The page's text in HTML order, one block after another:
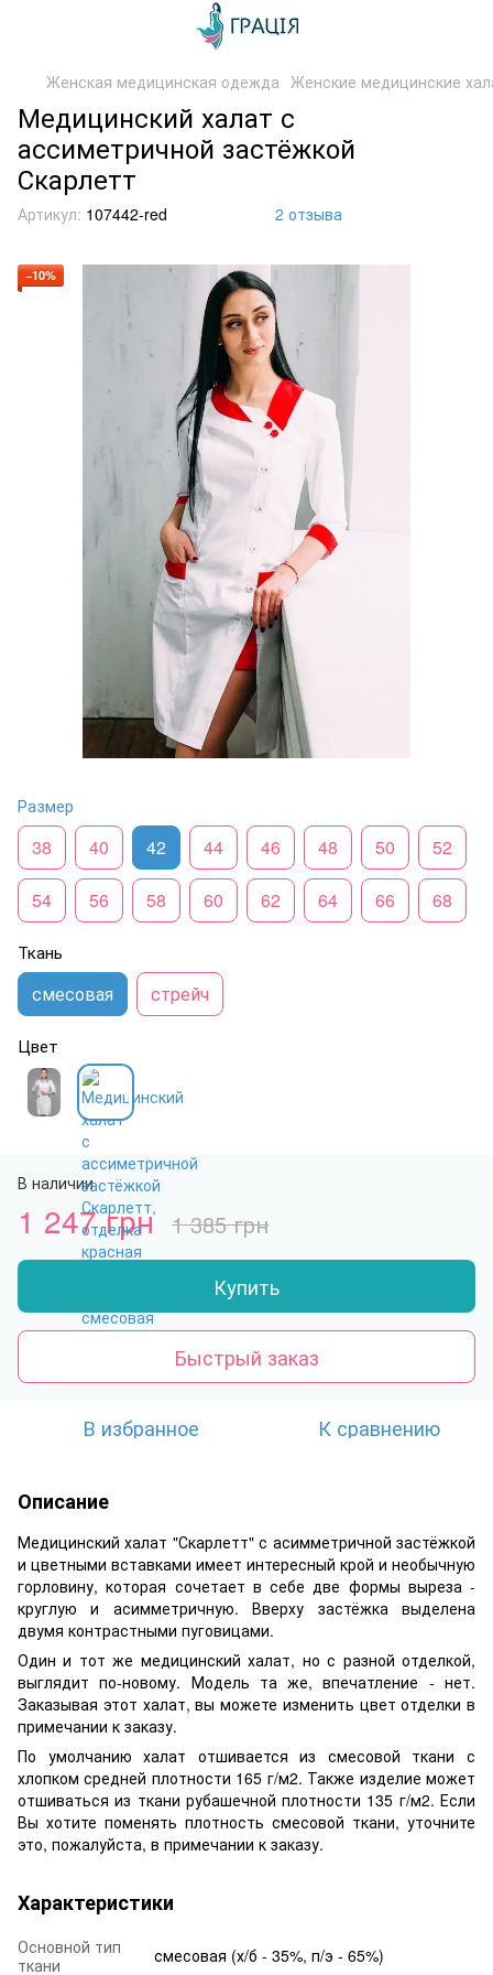
Женская медицинская одежда Женские медицинские
Медицинский халат с
ассиметричной застёжкой
Скарлетт
Артикул: 107442-red 2 отзыва
−10%
Размер
38 40 42 44 46 48 50 52
54 56 58 60 62 64 66 68
Ткань
смесовая стрейч
Цвет
В наличии
1 247 грн 1 385 грн
Купить
Быстрый заказ
В избранное К сравнению
Описание
Медицинский халат "Скарлетт" с асимметричной застёжкой
и цветными вставками имеет интересный крой и необычную
горловину, которая сочетает в себе две формы выреза -
круглую и асимметричную. Вверху застёжка выделена
двумя контрастными пуговицами.
Один и тот же медицинский халат, но с разной отделкой,
выглядит по-новому. Модель та же, впечатление - нет.
Заказывая этот халат, вы можете изменить цвет отделки в
примечании к заказу.
По умолчанию халат отшивается из смесовой ткани с
хлопком средней плотности 165 г/м2. Также изделие может
отшиваться из ткани рубашечной плотности 135 г/м2. Если
Вы хотите поменять плотность смесовой ткани, уточните
это, пожалуйста, в примечании к заказу.
Характеристики
Основной тип
ткани
смесовая (х/б - 35%, п/э - 65%)